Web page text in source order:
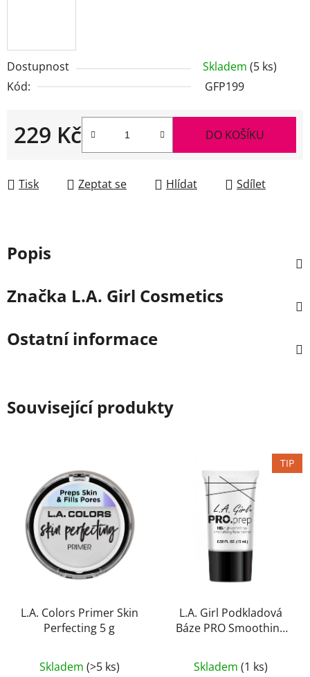
Dostupnost Skladem (5 ks)
Kód:
GFP199
229 Kč DO KOŠÍKU
Tisk Zeptat se Hlídat Sdílet
Popis
Značka L.A. Girl Cosmetics
Ostatní informace
Související produkty
L.A. Colors Primer Skin
Perfecting 5 g
Skladem (>5 ks)
TIP
L.A. Girl Podkladová
Báze PRO Smoothing
Skladem (1 ks)